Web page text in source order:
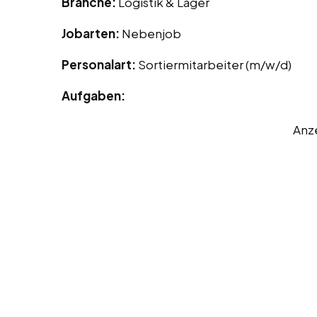
Jobarten: Nebenjob
Personalart: Sortiermitarbeiter (m/w/d)
Aufgaben: